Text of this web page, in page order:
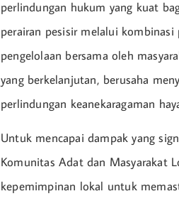
perlindungan hukum yang kuat
perairan pesisir melalui
pengelolaan bersama oleh
yang berkelanjutan, berusaha
perlindungan keanekaragaman
Untuk mencapai dampak yang
Komunitas Adat dan Masyarakat
kepemimpinan lokal untuk